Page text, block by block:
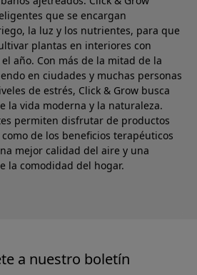
que se encargan
la luz y los nutrientes, para que
plantas en interiores con
año. Con más de la mitad de la
en ciudades y muchas personas
de estrés, Click & Grow busca
la vida moderna y la naturaleza.
permiten disfrutar de productos
de los beneficios terapéuticos
mejor calidad del aire y una
la comodidad del hogar.
a nuestro boletín